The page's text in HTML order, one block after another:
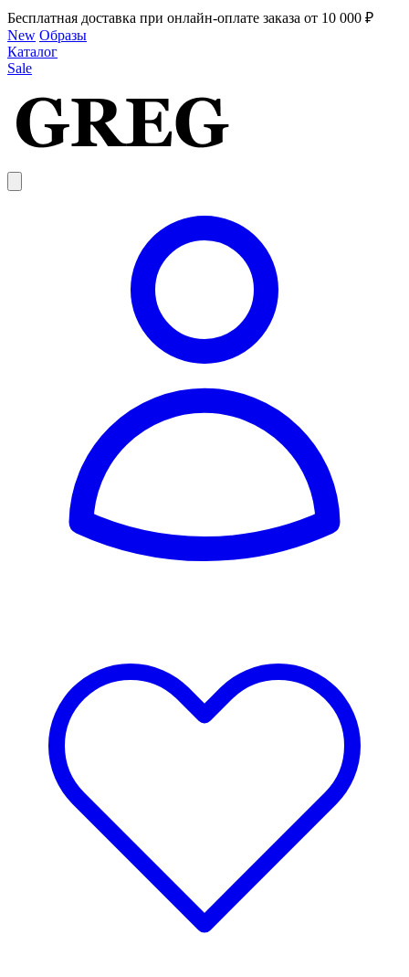
Бесплатная доставка при онлайн-оплате заказа от 10 000 ₽
New Образы
Каталог
Sale